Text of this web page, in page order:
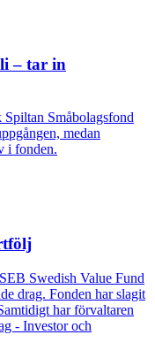
– tar in
Småbolagsfond
medan
i fonden.
Swedish Value Fund
drag. Fonden har slagit
har förvaltaren
- Investor och